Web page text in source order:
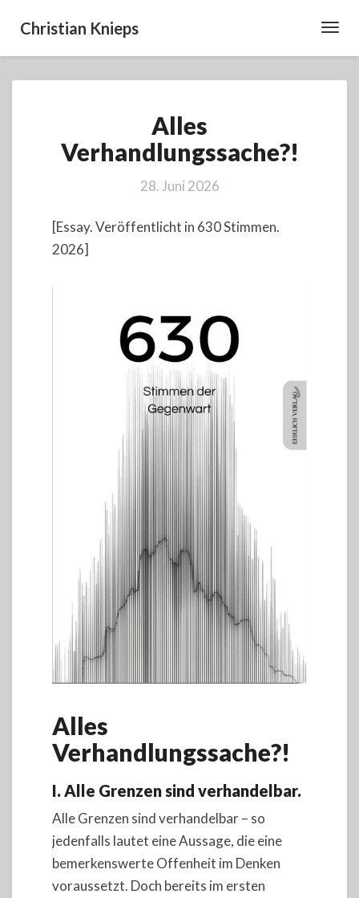
Christian Knieps
Verhandlungssache?!
Alles
Verhandlungssache?!
28. Juni 2026
[Essay. Veröffentlicht in 630 Stimmen.
2026]
Alles
Verhandlungssache?!
I. Alle Grenzen sind verhandelbar.
Alle Grenzen sind verhandelbar – so
jedenfalls lautet eine Aussage, die eine
bemerkenswerte Offenheit im Denken
voraussetzt. Doch bereits im ersten